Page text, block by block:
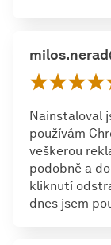
Nainstaloval
používám
veškerou
podobně a
kliknutí
dnes jsem